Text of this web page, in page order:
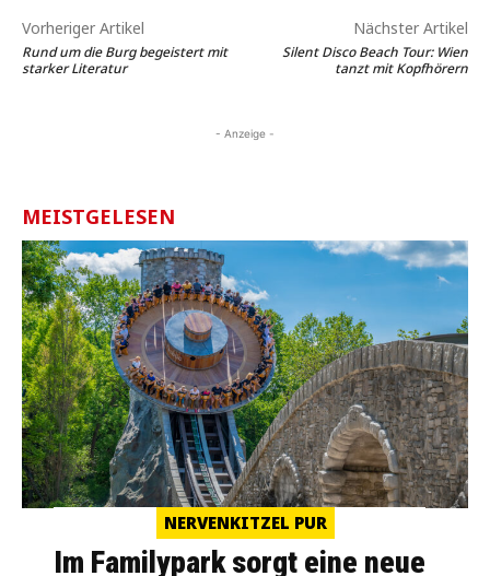
Vorheriger Artikel
Rund um die Burg begeistert mit
starker Literatur
Nächster Artikel
Silent Disco Beach Tour: Wien
tanzt mit Kopfhörern
- Anzeige -
MEISTGELESEN
NERVENKITZEL PUR
Im Familypark sorgt eine neue